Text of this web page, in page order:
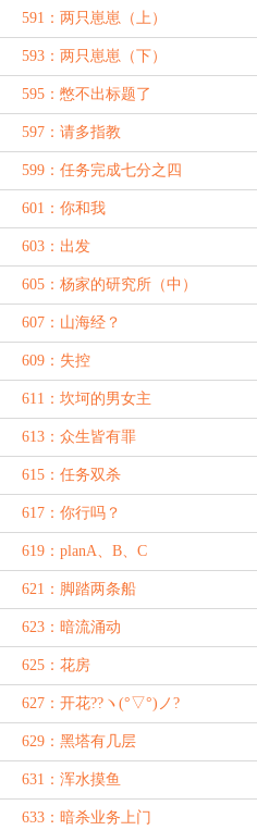
591：两只崽崽（上）
593：两只崽崽（下）
595：憋不出标题了
597：请多指教
599：任务完成七分之四
601：你和我
603：出发
605：杨家的研究所（中）
607：山海经？
609：失控
611：坎坷的男女主
613：众生皆有罪
615：任务双杀
617：你行吗？
619：planA、B、C
621：脚踏两条船
623：暗流涌动
625：花房
627：开花??ヽ(°▽°)ノ?
629：黑塔有几层
631：浑水摸鱼
633：暗杀业务上门